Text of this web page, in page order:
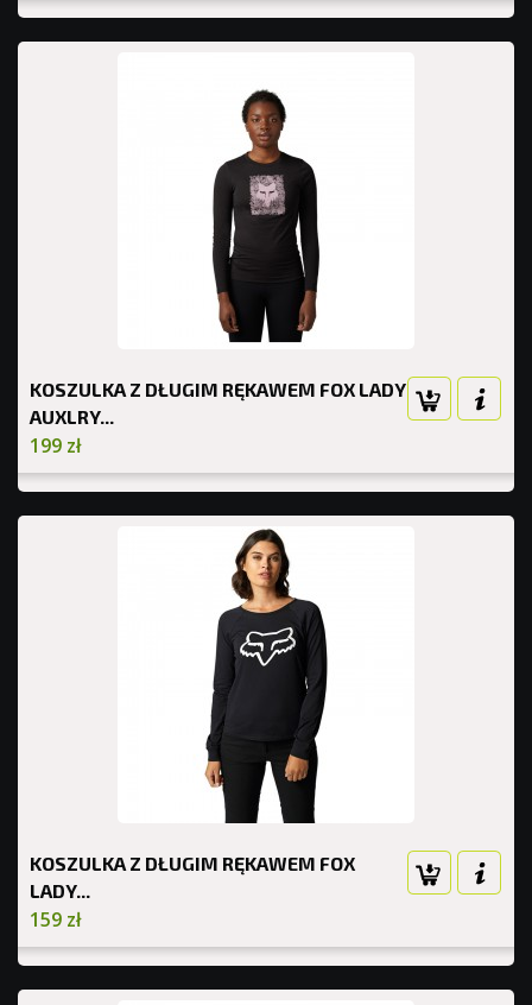
KOSZULKA Z DŁUGIM RĘKAWEM FOX LADY
AUXLRY...
199 zł
KOSZULKA Z DŁUGIM RĘKAWEM FOX
LADY...
159 zł